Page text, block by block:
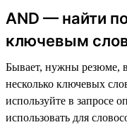
AND — найти
ключевым
Бывает, нужны резюме,
несколько ключевых
используйте в запросе
использовать для